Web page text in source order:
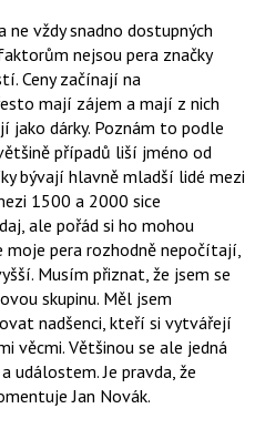
vždy snadno dostupných
nejsou pera značky
Ceny začínají na
mají zájem a mají z nich
jako dárky. Poznám to podle
případů liší jméno od
bývají hlavně mladší lidé mezi
1500 a 2000 sice
ale pořád si ho mohou
pera rozhodně nepočítají,
Musím přiznat, že jsem se
skupinu. Měl jsem
nadšenci, kteří si vytvářejí
věcmi. Většinou se ale jedná
událostem. Je pravda, že
Jan Novák.